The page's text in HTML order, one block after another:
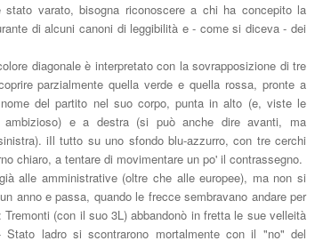
stato varato, bisogna riconoscere a chi ha concepito la
di alcuni canoni di leggibilità e - come si diceva - dei
diagonale è interpretato con la sovrapposizione di tre
parzialmente quella verde e quella rossa, pronte a
del partito nel suo corpo, punta in alto (e, viste le
e a destra (si può anche dire avanti, ma
iIl tutto su uno sfondo blu-azzurro, con tre cerchi
chiaro, a tentare di movimentare un po' il contrassegno.
alle amministrative (oltre che alle europee), ma non si
anno e passa, quando le frecce sembravano andare per
(con il suo 3L) abbandonò in fretta le sue velleità
ladro si scontrarono mortalmente con il "no" del